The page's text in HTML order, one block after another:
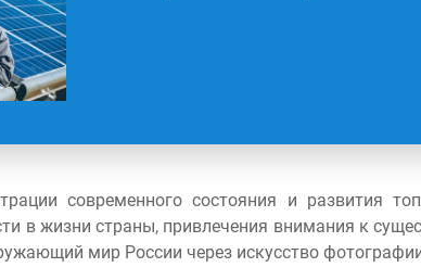
современного состояния и развития
в жизни страны, привлечения внимания к
мир России через искусство